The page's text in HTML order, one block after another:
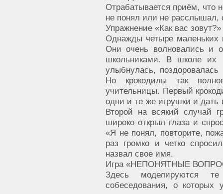
Отрабатывается приём, что
не понял или не расслышал,
Упражнение «Как вас зовут?»
Однажды четыре маленьких
Они очень волновались и
школьниками. В школе их
улыбнулась, поздоровалась
Но крокодилы так
учительницы. Первый
одни и те же игрушки и
Второй на всякий случай
широко открыл глаза и
«Я не понял, повторите,
раз громко и четко
назвал свое имя.
Игра «НЕПОНЯТНЫЕ
Здесь моделируются
собеседования, о